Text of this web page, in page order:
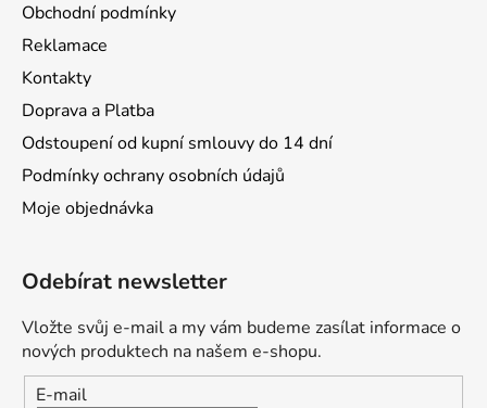
Obchodní podmínky
Reklamace
Kontakty
Doprava a Platba
Odstoupení od kupní smlouvy do 14 dní
Podmínky ochrany osobních údajů
Moje objednávka
Odebírat newsletter
Vložte svůj e-mail a my vám budeme zasílat informace o
nových produktech na našem e-shopu.
E-mail